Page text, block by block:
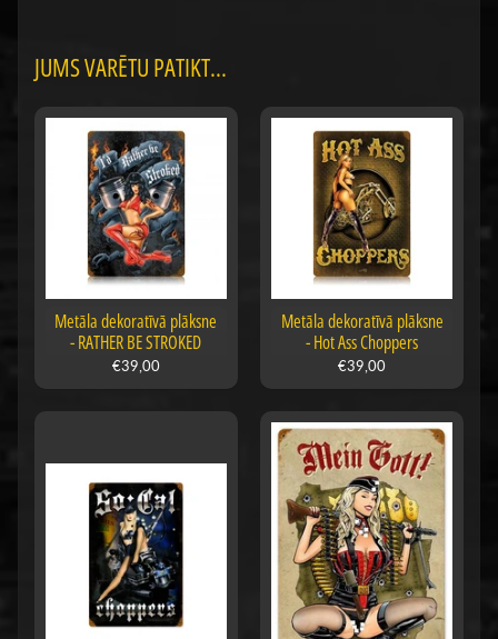
JUMS VARĒTU PATIKT...
Metāla dekoratīvā plāksne
- RATHER BE STROKED
€39,00
Metāla dekoratīvā plāksne
- Hot Ass Choppers
€39,00